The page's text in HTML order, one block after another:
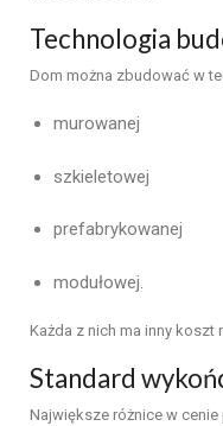
Technologia
Dom można zbudować w
murowanej
szkieletowej
prefabrykowanej
modułowej.
Każda z nich ma inny koszt
Standard
Największe różnice w